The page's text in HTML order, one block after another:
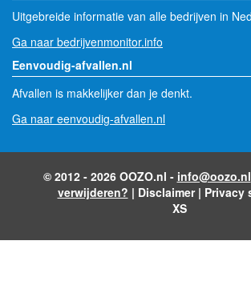
Uitgebreide informatie van alle bedrijven in
Ga naar bedrijvenmonitor.info
Eenvoudig-afvallen.nl
Afvallen is makkelijker dan je denkt.
Ga naar eenvoudig-afvallen.nl
© 2012 - 2026 OOZO.nl - info@oozo.nl
verwijderen? | Disclaimer| Privacy
XS